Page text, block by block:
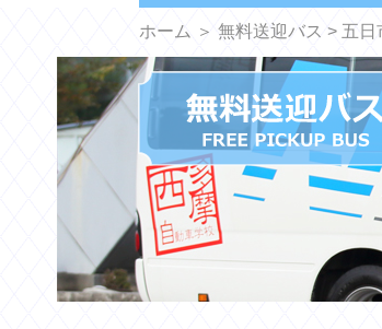
ホーム ＞ 無料送迎バス > 五日